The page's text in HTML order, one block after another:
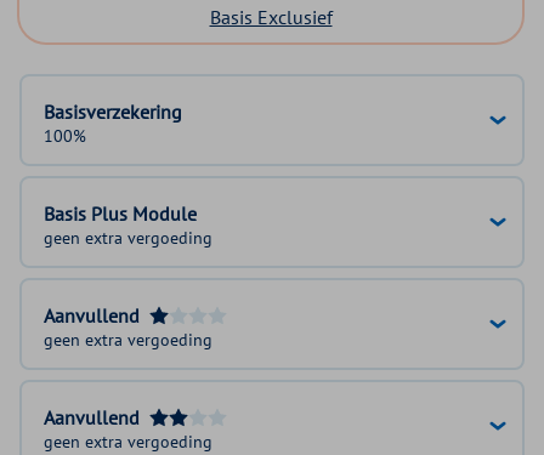
Basis Exclusief
Basisverzekering
100%
Basis Plus Module
geen extra vergoeding
Aanvullend
geen extra vergoeding
Aanvullend
geen extra vergoeding